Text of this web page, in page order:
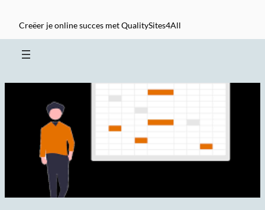
Creëer je online succes met QualitySites4All